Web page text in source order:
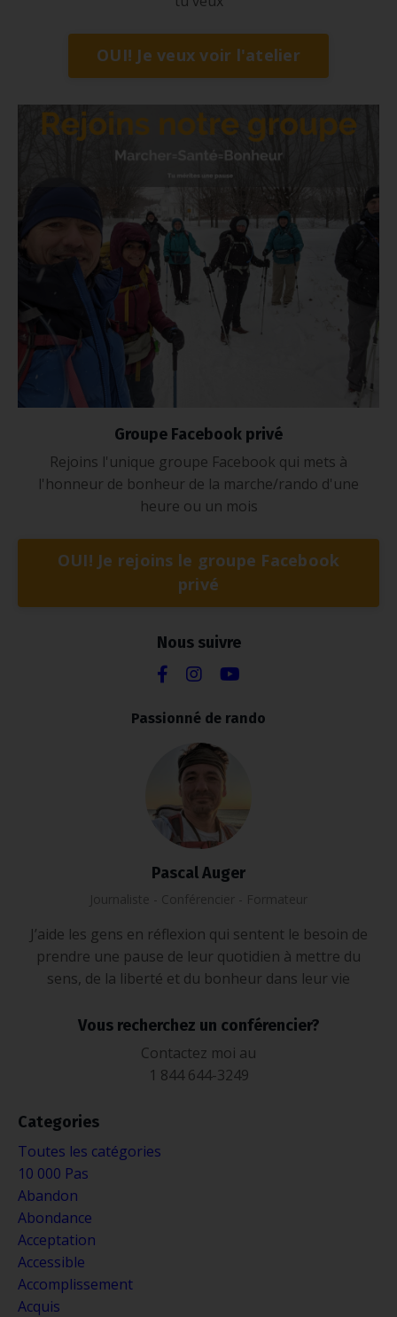
OUI! Je veux voir l'atelier
Groupe Facebook privé
Rejoins l'unique groupe Facebook qui mets à
l'honneur de bonheur de la marche/rando d'une
heure ou un mois
OUI! Je rejoins le groupe Facebook
privé
Nous suivre
Passionné de rando
Pascal Auger
Journaliste - Conférencier - Formateur
J’aide les gens en réflexion qui sentent le besoin de
prendre une pause de leur quotidien à mettre du
sens, de la liberté et du bonheur dans leur vie
Vous recherchez un conférencier?
Contactez moi au
1 844 644-3249
Categories
Toutes les catégories
10 000 Pas
Abandon
Abondance
Acceptation
Accessible
Accomplissement
Acquis